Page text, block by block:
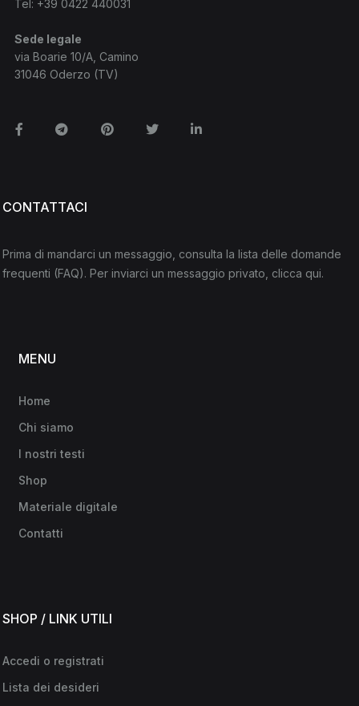
Tel: +39 0422 440031
Sede legale
via Boarie 10/A, Camino
31046 Oderzo (TV)
FacebookTelegramPinterestTwitterLinkedin
CONTATTACI
Prima di mandarci un messaggio, consulta la lista delle domande
frequenti (FAQ). Per inviarci un messaggio privato, clicca qui.
MENU
Home
Chi siamo
I nostri testi
Shop
Materiale digitale
Contatti
SHOP / LINK UTILI
Accedi o registrati
Lista dei desideri